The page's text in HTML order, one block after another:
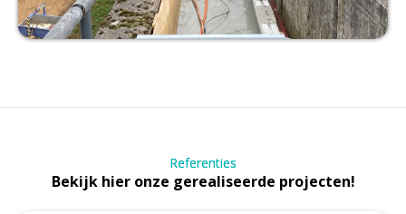
Referenties
Bekijk hier onze gerealiseerde projecten!